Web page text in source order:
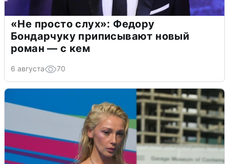
«Не просто слух»: Федору
Бондарчуку приписывают новый
роман — с кем
6 августа 70